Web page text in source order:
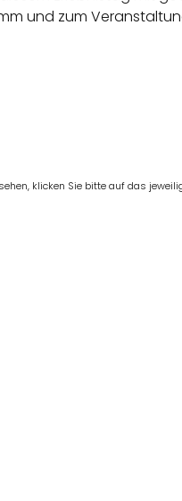
und zum
klicken Sie bitte auf das